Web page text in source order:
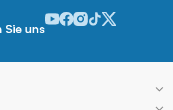
Sie uns
Odwiedź nasz profil w serwisie
Odwiedź nasz profil w
Odwiedź nasz profil w
Odwiedź nasz profil
Odwiedź nasz